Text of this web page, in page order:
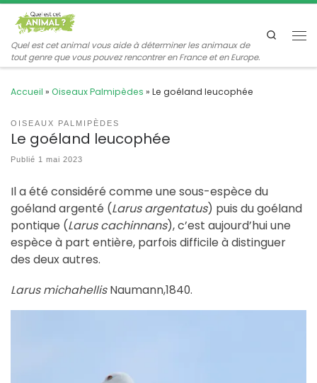
Passer au contenu
Quel est cet animal vous aide à déterminer les animaux de
tout genre que vous pouvez rencontrer en France et en Europe.
Search
Accueil » Oiseaux Palmipèdes » Le goéland leucophée
OISEAUX PALMIPÈDES
Le goéland leucophée
Publié 1 mai 2023
Il a été considéré comme une sous-espèce du
goéland argenté (Larus argentatus) puis du goéland
pontique (Larus cachinnans), c’est aujourd’hui une
espèce à part entière, parfois difficile à distinguer
des deux autres.
Larus michahellisNaumann,1840.